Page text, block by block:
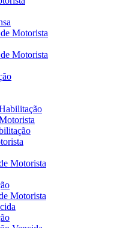
Motorista
Motorista
Motorista
Motorista